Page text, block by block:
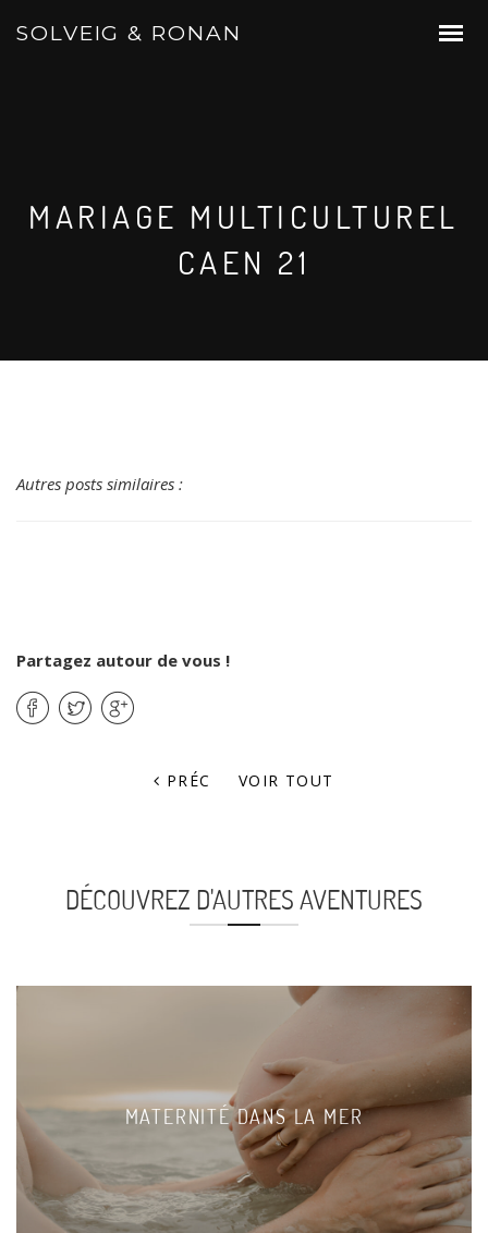
SOLVEIG & RONAN
MARIAGE MULTICULTUREL
CAEN 21
Autres posts similaires :
Partagez autour de vous !
PRÉC VOIR TOUT
DÉCOUVREZ D'AUTRES AVENTURES
MATERNITÉ DANS LA MER